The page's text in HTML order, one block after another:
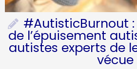
#AutisticBurnout
de l’épuisement
autistes experts de
vécue